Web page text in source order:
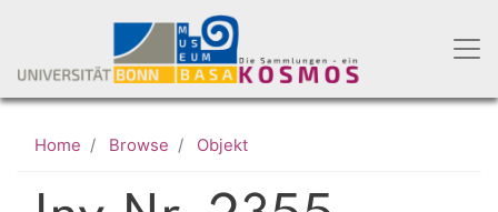
main
content
Home Browse Objekt